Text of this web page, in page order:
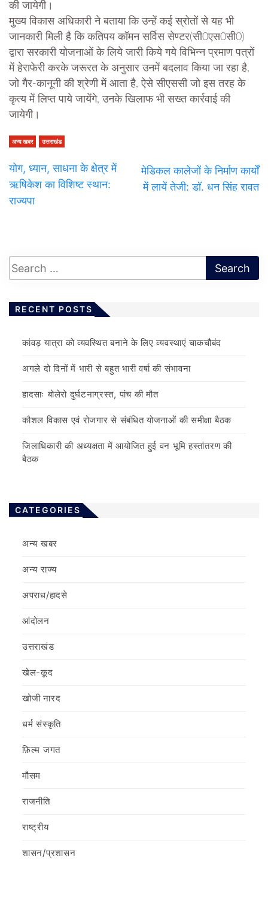
की जायेगी।
मुख्य विकास अधिकारी ने बताया कि उन्हें कई स्रोतों से यह भी
जानकारी मिली है कि कतिपय कॉमन सर्विस सेण्टर(सी0एस0सी0)
द्वारा सरकारी योजनाओं के लिये जारी किये गये विभिन्न प्रमाण पत्रों
में हेराफेरी करके जरूरत के अनुसार उनमें बदलाव किया जा रहा है,
जो गैर-कानूनी की श्रेणी में आता है, ऐसे सीएससी जो इस तरह के
कृत्य में लिप्त पाये जायेंगे, उनके खिलाफ भी सख्त कार्रवाई की
जायेगी।
अन्य खबर उत्तराखंड
योग, ध्यान, साधना के क्षेत्र में
ऋषिकेश का विशिष्ट स्थान:
राज्यपा
मेडिकल कालेजों के निर्माण कार्यों
में लायें तेजी: डॉ. धन सिंह रावत
RECENT POSTS
कांवड़ यात्रा को व्यवस्थित बनाने के लिए व्यवस्थाएं चाकचौबंद
अगले दो दिनों में भारी से बहुत भारी वर्षा की संभावना
हादसाः बोलेरो दुर्घटनाग्रस्त, पांच की मौत
कौशल विकास एवं रोजगार से संबंधित योजनाओं की समीक्षा बैठक
जिलाधिकारी की अध्यक्षता में आयोजित हुई वन भूमि हस्तांतरण की
बैठक
CATEGORIES
अन्य खबर
अन्य राज्य
अपराध/हादसे
आंदोलन
उत्तराखंड
खेल-कूद
खोजी नारद
धर्म संस्कृति
फ़िल्‍म जगत
मौसम
राजनीति
राष्ट्रीय
शासन/प्रशासन